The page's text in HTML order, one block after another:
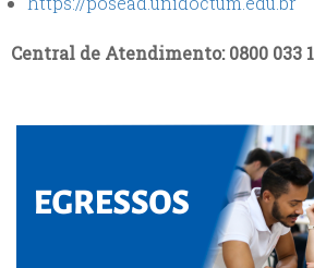
Central de Atendimento: 0800 033